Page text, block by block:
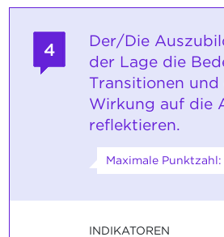
4
Der/Die
der Lage die
Transitionen und
Wirkung auf die
reflektieren.
Maximale Punktzahl:
INDIKATOREN